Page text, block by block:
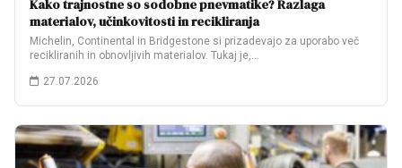
Kako trajnostne so sodobne pnevmatike? Razlaga
materialov, učinkovitosti in recikliranja
Michelin, Continental in Bridgestone si prizadevajo za uporabo več
recikliranih in obnovljivih materialov. Tukaj je,…
27.07.2026